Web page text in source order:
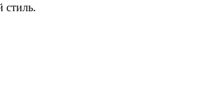
стиль.